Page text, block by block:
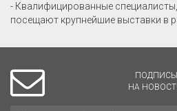
- Квалифицированные
посещают крупнейшие выставки в
НА